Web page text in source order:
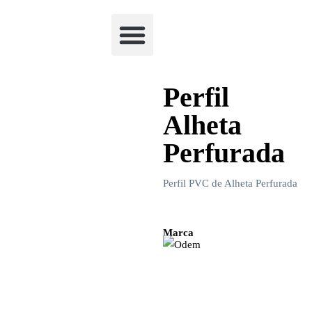
Perfil
Alheta
Perfurada
Perfil PVC de Alheta Perfurada
Marca